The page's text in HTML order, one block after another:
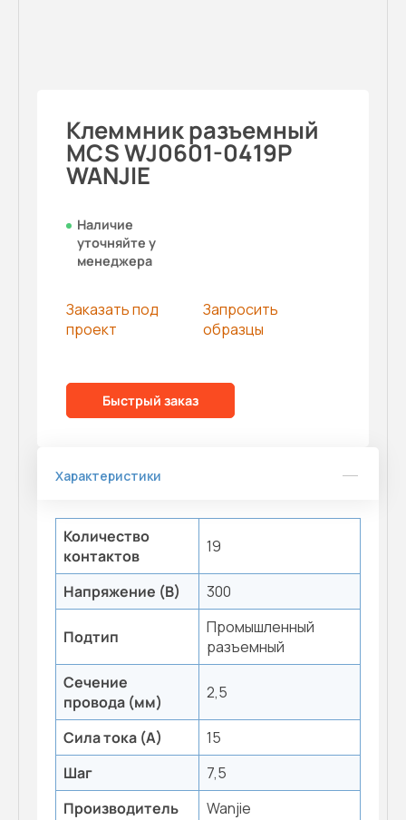
Клеммник разъемный
MCS WJ0601-0419P
WANJIE
Наличие
уточняйте у
менеджера
Заказать под
проект
Запросить
образцы
Быстрый заказ
Характеристики
Количество
контактов
19
Напряжение (В) 300
Подтип
Промышленный
разъемный
Сечение
провода (мм)
2,5
Сила тока (А)
15
Шаг
7,5
Производитель
Wanjie